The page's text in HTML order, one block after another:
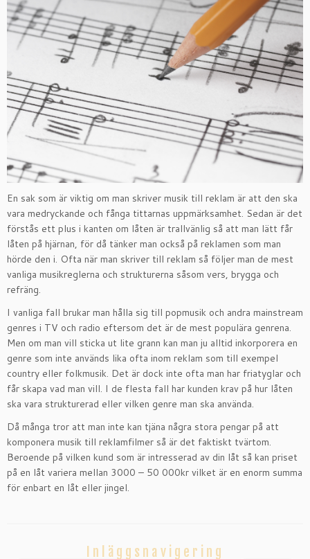
En sak som är viktig om man skriver musik till reklam är att den ska
vara medryckande och fånga tittarnas uppmärksamhet. Sedan är det
förstås ett plus i kanten om låten är trallvänlig så att man lätt får
låten på hjärnan, för då tänker man också på reklamen som man
hörde den i. Ofta när man skriver till reklam så följer man de mest
vanliga musikreglerna och strukturerna såsom vers, brygga och
refräng.
I vanliga fall brukar man hålla sig till popmusik och andra mainstream
genres i TV och radio eftersom det är de mest populära genrena.
Men om man vill sticka ut lite grann kan man ju alltid inkorporera en
genre som inte används lika ofta inom reklam som till exempel
country eller folkmusik. Det är dock inte ofta man har friatyglar och
får skapa vad man vill. I de flesta fall har kunden krav på hur låten
ska vara strukturerad eller vilken genre man ska använda.
Då många tror att man inte kan tjäna några stora pengar på att
komponera musik till reklamfilmer så är det faktiskt tvärtom.
Beroende på vilken kund som är intresserad av din låt så kan priset
på en låt variera mellan 3000 – 50 000kr vilket är en enorm summa
för enbart en låt eller jingel.
Inläggsnavigering